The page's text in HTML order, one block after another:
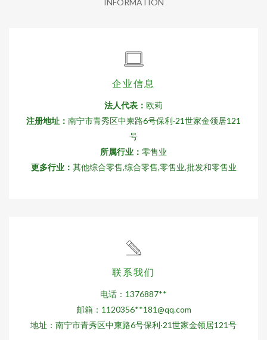
INFORMATION
企业信息
法人代表： 欧莉
注册地址： 南宁市青秀区中柬路6号保利·21世家金领居121
号
所属行业： 零售业
更多行业： 其他综合零售,综合零售,零售业,批发和零售业
联系我们
电话：1376887**
邮箱：1120356**181@qq.com
地址：南宁市青秀区中柬路6号保利·21世家金领居121号